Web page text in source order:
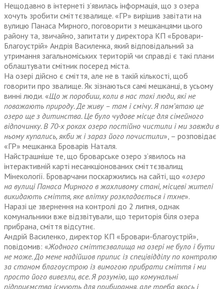
Нещодавно в інтернеті з’явилась інформація, що з озера
хочуть зробити сміттєзвалище. «ГР» вирішив завітати на
вулицю Панаса Мирного, поговорити з мешканцями цього
району та, звичайно, запитати у директора КП «Бровари-
Благоустрій» Андрія Василенка, який відповідальний за
утримання загальноміських територій чи справді є такі плани
облаштувати смітник посеред міста.
На озері дійсно є сміття, але не в такій кількості, щоб
говорити про звалище. Як зізнаються самі мешканці, в усьому
винні люди. «Що ж поробиш, коли в нас такі люди, які не
поважають природу. Де живу – там і смічу. Я пам’ятаю це
озеро ще з дитинст­ва. Це було чудове місце для сімейного
відпочинку. В 70-х роках озеро постійно чистили і ми завжди в
ньому купались, якби ж і зараз його почистили», – розповідає
«ГР» мешканка Броварів Наталя.
Найстрашніше те, що броварське озеро з’явилось на
інтерактивній карті несанкціонованих сміттєзвалищ
Мінекології. Броварчани поскаржились на сайті, що «озеро
на вулиці Панаса Мирного в жахливому стані, місцеві жителі
викидають сміття, яке влітку розкладається і тхне».
Наразі це звернення на контролі до 2 липня, однак
комунальники вже відзвітували, що територія біля озера
прибрана, сміття відсутнє.
Андрій Василенко, директор КП «Брова­ри-благоустрій»,
повідомив: «Жодного сміттєзвалища на озері не було і бути
не може. До мене надійшов припис із спецівідділу по контролю
за станом благоустрою із вимогою прибрати сміття і ми
просто його вивезли, все. Я розумію, що комунальні
підприємства існують для прибирання, але треба якось і